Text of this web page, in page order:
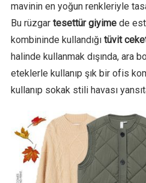
mavinin en yoğun renkleriyle
Bu rüzgar tesettür giyimede
kombininde kullandığı tüvit
halinde kullanmak dışında, ara
eteklerle kullanıp şık bir ofis
kullanıp sokak stili havası